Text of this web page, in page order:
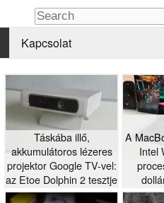
Kapcsolat
Táskába illő,
akkumulátoros lézeres
projektor Google TV-vel:
az Etoe Dolphin 2 tesztje
A
Intel